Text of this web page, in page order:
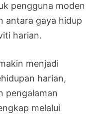
pengguna moden
antara gaya hidup
harian.
menjadi
harian,
pengalaman
melalui